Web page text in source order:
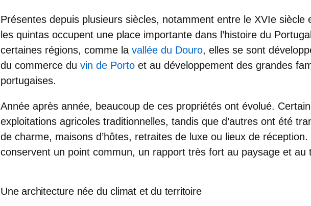
Présentes depuis plusieurs siècles, notamment entre le XVIe siècle
les quintas occupent une place importante dans l’histoire du
certaines régions, comme la vallée du Douro, elles se sont
du commerce du vin de Porto et au développement des grandes
portugaises.
Année après année, beaucoup de ces propriétés ont évolué.
exploitations agricoles traditionnelles, tandis que d’autres ont été
de charme, maisons d’hôtes, retraites de luxe ou lieux de
conservent un point commun, un rapport très fort au paysage et au
Une architecture née du climat et du territoire